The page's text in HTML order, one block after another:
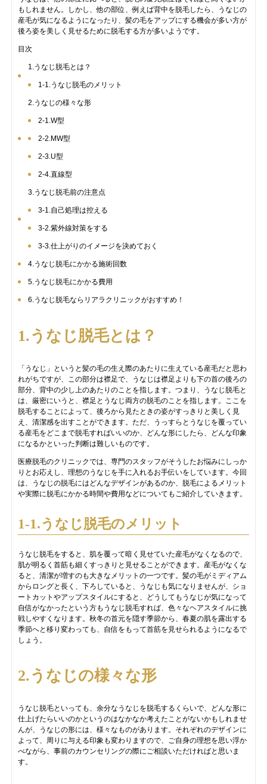
もしれません。しかし、他の部位、例えば背中を脱毛したら、うなじの
産毛が気になるようになったり、髪の毛をアップにする機会が多い方が
後ろ姿を美しく見せるために脱毛する方が多いようです。
目次
1.うなじ脱毛とは？
1-1.うなじ脱毛のメリット
2.うなじの様々な形
2-1.W型
2-2.MW型
2-3.U型
2-4.直線型
3.うなじ脱毛前の注意点
3-1.自己処理は控える
3-2.紫外線対策をする
3-3.仕上がりのイメージを決めておく
4.うなじ脱毛にかかる施術回数
5.うなじ脱毛にかかる費用
6.うなじ脱毛ならリアラクリニックがおすすめ！
1.うなじ脱毛とは？
「うなじ」というと髪の毛の生え際のあたりに生えている産毛だと思わ
れがちですが、この部分は襟足で、うなじは襟足よりも下の首の後ろの
部分、背中の少し上のあたりのことを指します。つまり、うなじ脱毛と
は、厳密にいうと、襟足とうなじ両方の脱毛のことを指します。ここを
脱毛することによって、後ろから見たときの姿がすっきりと美しく見
え、清潔感を出すことができます。ただ、うっすらとうなじを覆ってい
る産毛をどこまで脱毛すればいいのか、どんな形にしたら、どんな印象
になるかといった判断は難しいものです。
医療脱毛のクリニックでは、専門のスタッフがそうしたお悩みにしっか
りとお応えし、理想のうなじを手に入れるお手伝いをしています。今回
は、うなじの脱毛にはどんなデザインがあるのか、脱毛によるメリット
や実際に脱毛にかかる時間や費用などについてもご紹介していきます。
1-1.うなじ脱毛のメリット
うなじ脱毛をすると、肌を覆って暗く見せていた産毛がなくなるので、
肌が明るく首筋も細くすっきりと見せることができます。産毛がなくな
ると、清潔が増すのも大きなメリットの一つです。髪の毛がミディアム
からロングと長く、下ろしていると、うなじも気になりませんが、ショ
ートカットやアップスタイルにすると、どうしてもうなじが気になって
自信がなかったという方もうなじ脱毛すれば、色々なヘアスタイルに挑
戦しやすくなります。秋冬の首元を隠す季節から、春夏の肌を露出する
季節へと移り変わっても、自信をもって首筋を見せられるようになるで
しょう。
2.うなじの様々な形
うなじ脱毛といっても、余分なうなじを脱毛するくらいで、どんな形に
仕上げたらいいのかというのはなかなか考えたことがないかもしれませ
んが、うなじの形には、様々なものがあります。それぞれのデザインに
よって、周りに与える印象も変わりますので、ご自身の理想を思い浮か
べながら、事前のカウンセリングの際にご相談いただければと思いま
す。